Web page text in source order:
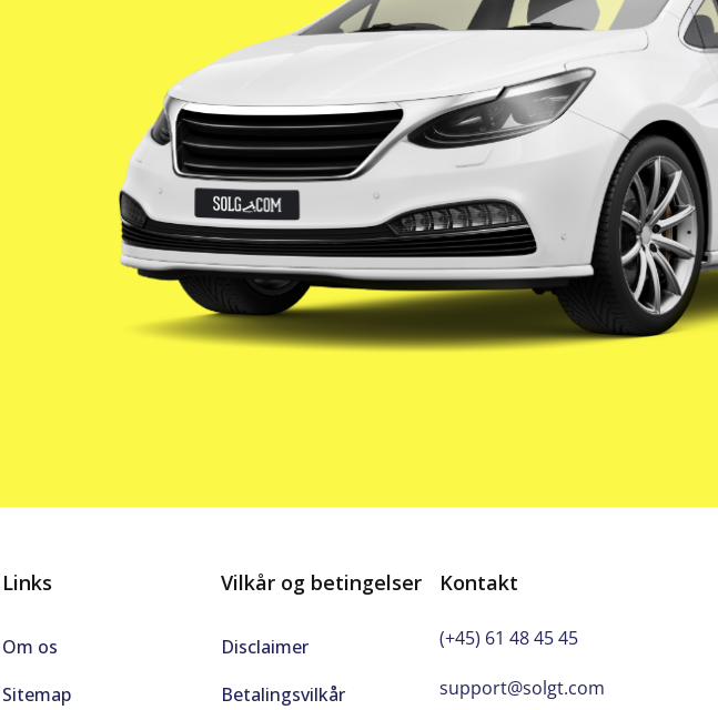
Links
Om os
Sitemap
Vilkår og betingelser
Disclaimer
Betalingsvilkår
Kontakt
(+45) 61 48 45 45
support@solgt.com